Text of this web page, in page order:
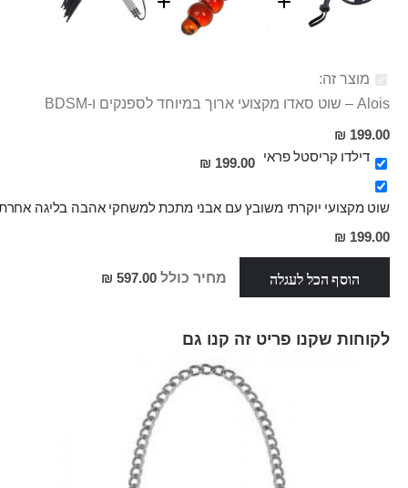
מוצר זה:
Alois – שוט סאדו מקצועי ארוך במיוחד לספנקים ו-BDSM
199.00 ₪
דילדו קריסטל פראי
199.00 ₪
שוט מקצועי יוקרתי משובץ עם אבני מתכת למשחקי אהבה בליגה
מחיר
מבצע
199.00 ₪
הוסף הכל לעגלה מחיר כולל 597.00 ₪
לקוחות שקנו פריט זה קנו גם